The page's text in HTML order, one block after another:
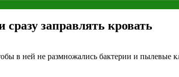
заправлять кровать
в ней не размножались бактерии и пылевые